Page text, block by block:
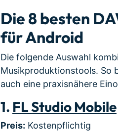
Die 8 besten
für Android
Die folgende Auswahl
Musikproduktionstools. So
auch eine praxisnähere
1. FL Studio Mobile
Preis: Kostenpflichtig